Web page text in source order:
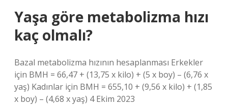
Yaşa göre metabolizma hızı
kaç olmalı?
Bazal metabolizma hızının hesaplanması Erkekler
için BMH = 66,47 + (13,75 x kilo) + (5 x boy) – (6,76 x
yaş) Kadınlar için BMH = 655,10 + (9,56 x kilo) + (1,85
x boy) – (4,68 x yaş) 4 Ekim 2023